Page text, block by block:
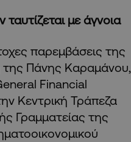
με άγνοια
παρεμβάσεις της
της Πάνης Καραμάνου,
Financial
Κεντρική Τράπεζα
Γραμματείας της